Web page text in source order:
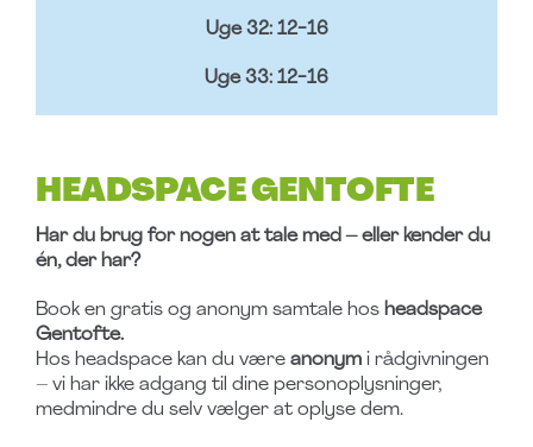
Uge 32: 12-16
Uge 33: 12-16
HEADSPACE GENTOFTE
Har du brug for nogen at tale med – eller kender du
én, der har?
Book en gratis og anonym samtale hos headspace
Gentofte.
Hos headspace kan du være anonymi rådgivningen
– vi har ikke adgang til dine personoplysninger,
medmindre du selv vælger at oplyse dem.